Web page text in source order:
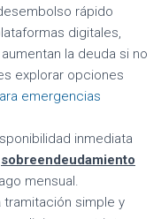
rápido
digitales,
la deuda si no
explorar opciones
emergencias
inmediata
sobreendeudamiento
mensual.
tramitación simple y